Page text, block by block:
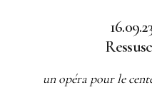
un opéra pour le